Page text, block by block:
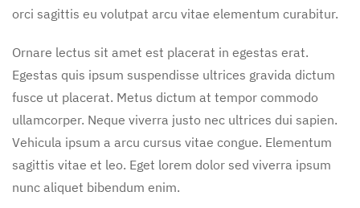
orci sagittis eu volutpat arcu vitae elementum curabitur.
Ornare lectus sit amet est placerat in egestas erat.
Egestas quis ipsum suspendisse ultrices gravida dictum
fusce ut placerat. Metus dictum at tempor commodo
ullamcorper. Neque viverra justo nec ultrices dui sapien.
Vehicula ipsum a arcu cursus vitae congue. Elementum
sagittis vitae et leo. Eget lorem dolor sed viverra ipsum
nunc aliquet bibendum enim.